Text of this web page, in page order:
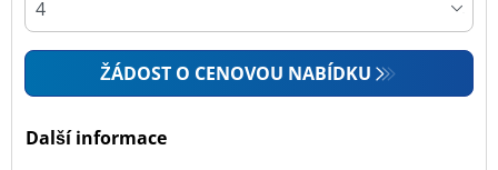
ŽÁDOST O CENOVOU NABÍDKU
Další informace